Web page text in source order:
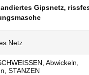
Gipsnetz,
Netz
Abwickeln,
STANZEN